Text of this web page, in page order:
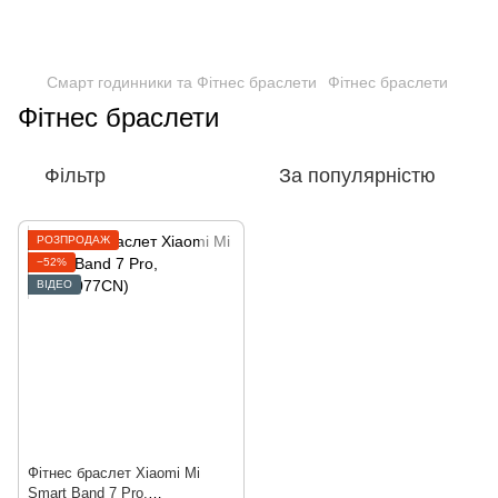
Смарт годинники та Фітнес браслети Фітнес браслети
Фітнес браслети
Фільтр За популярністю
РОЗПРОДАЖ
−52%
ВІДЕО
Фітнес браслет Xiaomi Mi
Smart Band 7 Pro,